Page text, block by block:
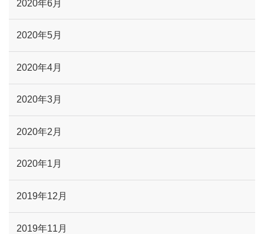
2020年6月
2020年5月
2020年4月
2020年3月
2020年2月
2020年1月
2019年12月
2019年11月